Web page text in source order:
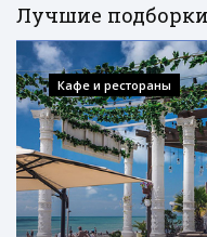
Лучшие
Кафе и рестораны